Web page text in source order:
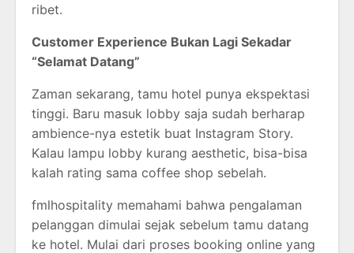
ribet.
Customer Experience Bukan Lagi Sekadar
“Selamat Datang”
Zaman sekarang, tamu hotel punya ekspektasi
tinggi. Baru masuk lobby saja sudah berharap
ambience-nya estetik buat Instagram Story.
Kalau lampu lobby kurang aesthetic, bisa-bisa
kalah rating sama coffee shop sebelah.
fmlhospitality memahami bahwa pengalaman
pelanggan dimulai sejak sebelum tamu datang
ke hotel. Mulai dari proses booking online yang